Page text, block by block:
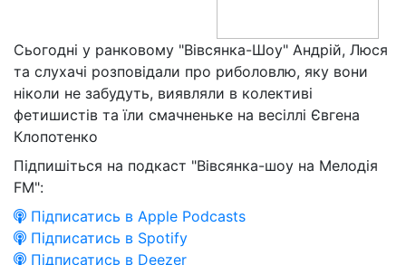
Сьогодні у ранковому "Вівсянка-Шоу" Андрій, Люся
та слухачі розповідали про риболовлю, яку вони
ніколи не забудуть, виявляли в колективі
фетишистів та їли смачненьке на весіллі Євгена
Клопотенко
Підпишіться на подкаст "Вівсянка-шоу на Мелодія
FM":
Підписатись в Apple Podcasts
Підписатись в Spotify
Підписатись в Deezer